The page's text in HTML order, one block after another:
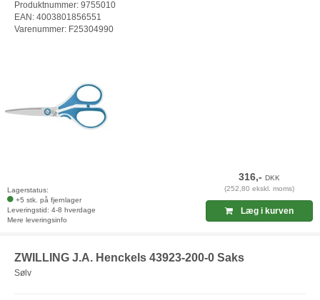
Produktnummer: 9755010
EAN: 4003801856551
Varenummer: F25304990
Lagerstatus:
+5 stk. på fjernlager
Leveringstid: 4-8 hverdage
Mere leveringsinfo
316,-DKK
(252,80 ekskl. moms)
Læg i kurven
ZWILLING J.A. Henckels 43923-200-0 Saks
Sølv